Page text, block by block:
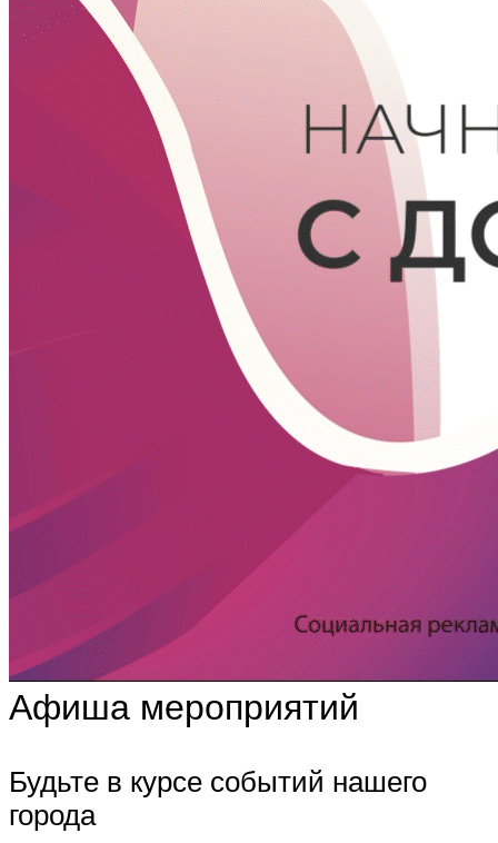
Афиша мероприятий
Будьте в курсе событий нашего
города